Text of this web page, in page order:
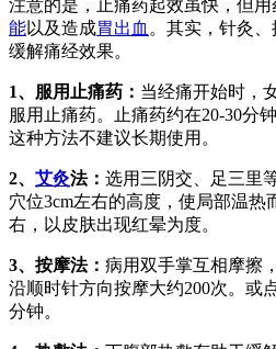
注意的是，止痛药起效虽快，但
能以及造成胃出血 。其实，针灸
缓解痛经效果。
1、服用止痛药： 当经痛开始时，
服用止痛药。止痛药约在20-30分
这种方法不建议长期使用。
2、 艾灸法： 选用三阴交、足三里
穴位3cm左右的高度，使局部温热
右，以皮肤出现红晕为度。
3、按摩法： 病用双手掌互相摩擦
沿顺时针方向按摩大约200次。或
分钟。